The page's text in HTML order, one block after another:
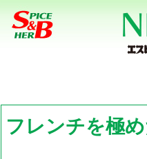
フレンチを極